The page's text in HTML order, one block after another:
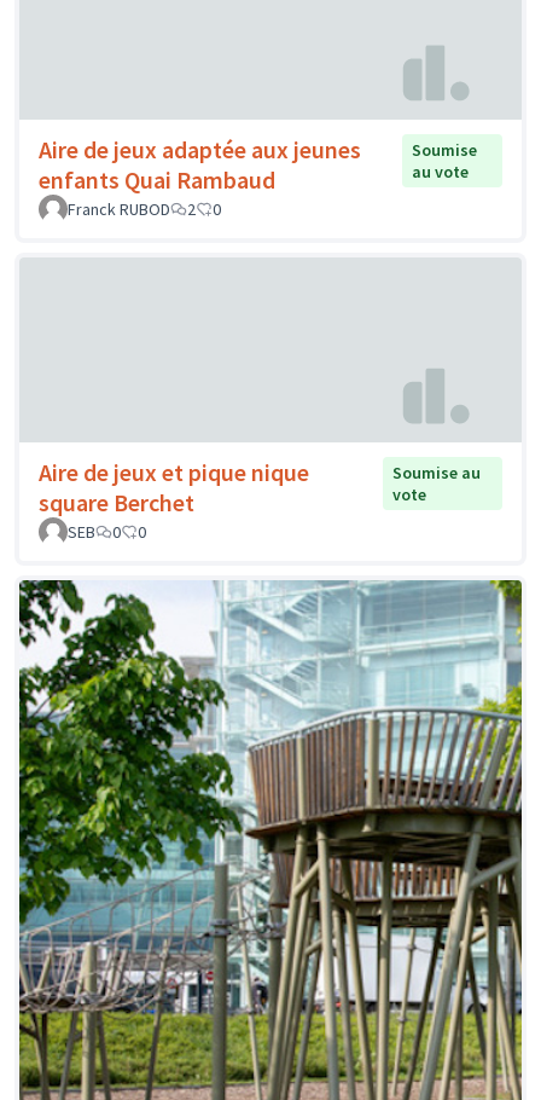
Aire de jeux adaptée aux jeunes
enfants Quai Rambaud
Soumise
au vote
Franck RUBOD
2 0
Aire de jeux et pique nique
square Berchet
Soumise au
vote
SEB
0 0